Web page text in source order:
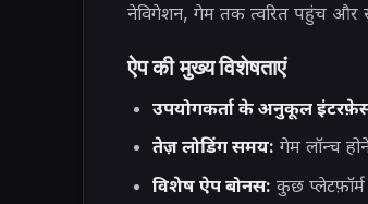
नेविगेशन, गेम तक त्वरित पहुंच और
ऐप की मुख्य विशेषताएं
उपयोगकर्ता के अनुकूल
तेज़ लोडिंग समय: गेम लॉन्च
विशेष ऐप बोनस: कुछ